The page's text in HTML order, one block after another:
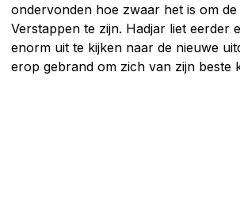
ondervonden hoe zwaar het is om
Verstappen te zijn. Hadjar liet eerder
enorm uit te kijken naar de nieuwe
erop gebrand om zich van zijn beste